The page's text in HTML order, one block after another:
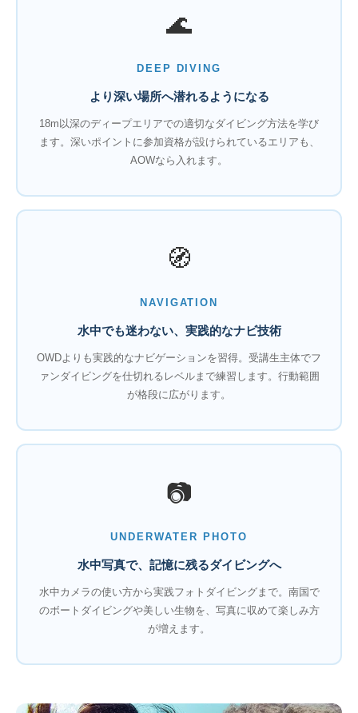
🌊
DEEP DIVING
より深い場所へ潜れるようになる
18m以深のディープエリアでの適切なダイビング方法を学び
ます。深いポイントに参加資格が設けられているエリアも、
AOWなら入れます。
🧭
NAVIGATION
水中でも迷わない、実践的なナビ技術
OWDよりも実践的なナビゲーションを習得。受講生主体でフ
ァンダイビングを仕切れるレベルまで練習します。行動範囲
が格段に広がります。
📷
UNDERWATER PHOTO
水中写真で、記憶に残るダイビングへ
水中カメラの使い方から実践フォトダイビングまで。南国で
のボートダイビングや美しい生物を、写真に収めて楽しみ方
が増えます。